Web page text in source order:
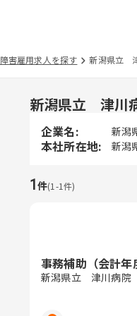
障害雇用求人を探す 新潟県立
新潟県立 津川
企業名: 新潟
本社所在地: 新潟
1 件(1 -1件)
事務補助（会計年
新潟県立 津川病院